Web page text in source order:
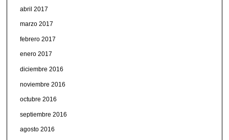
abril 2017
marzo 2017
febrero 2017
enero 2017
diciembre 2016
noviembre 2016
octubre 2016
septiembre 2016
agosto 2016